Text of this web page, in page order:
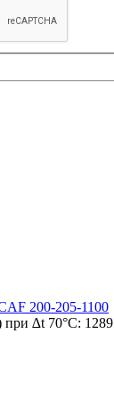
200-205-1100
∆t 70°C: 1289